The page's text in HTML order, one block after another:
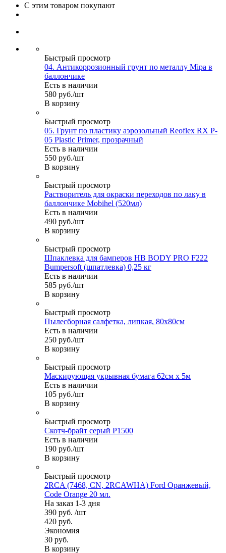
С этим товаром покупают
Быстрый просмотр
04. Антикоррозионный грунт по металлу Mipa в
баллончике
Есть в наличии
580 руб./шт
В корзину
Быстрый просмотр
05. Грунт по пластику аэрозольный Reoflex RX P-
05 Plastic Primer, прозрачный
Есть в наличии
550 руб./шт
В корзину
Быстрый просмотр
Растворитель для окраски переходов по лаку в
баллончике Mobihel (520мл)
Есть в наличии
490 руб./шт
В корзину
Быстрый просмотр
Шпаклевка для бамперов HB BODY PRO F222
Bumpersoft (шпатлевка) 0,25 кг
Есть в наличии
585 руб./шт
В корзину
Быстрый просмотр
Пылесборная салфетка, липкая, 80х80см
Есть в наличии
250 руб./шт
В корзину
Быстрый просмотр
Маскирующая укрывная бумага 62см х 5м
Есть в наличии
105 руб./шт
В корзину
Быстрый просмотр
Скотч-брайт серый Р1500
Есть в наличии
190 руб./шт
В корзину
Быстрый просмотр
2RCA (7468, CN, 2RCAWHA) Ford Оранжевый,
Code Orange 20 мл.
На заказ 1-3 дня
390 руб. /шт
420 руб.
Экономия
30 руб.
В корзину